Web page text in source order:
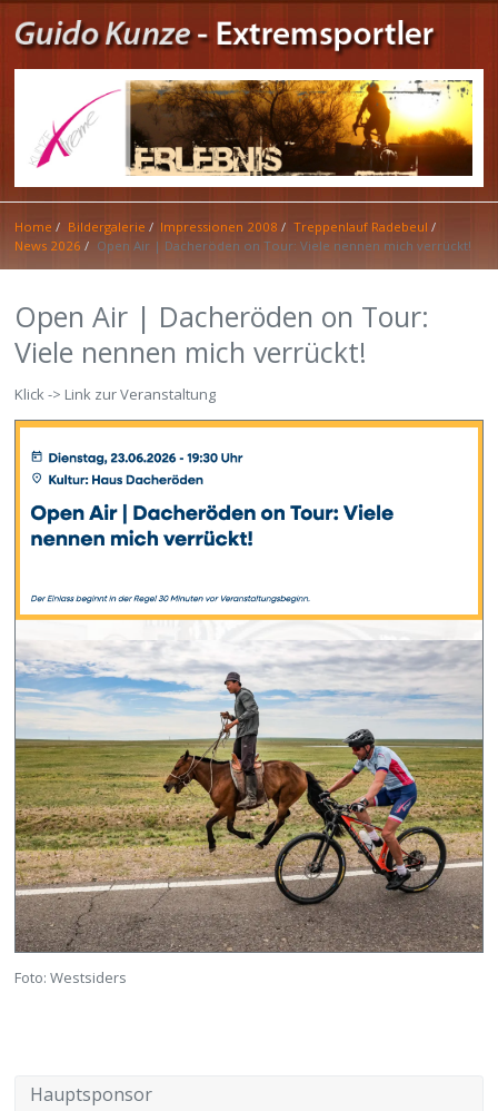
Home Bildergalerie Impressionen 2008
Treppenlauf Radebeul
News 2026
Open Air | Dacheröden on Tour: Viele nennen mich verrückt!
Open Air | Dacheröden on Tour:
Viele nennen mich verrückt!
Klick -> Link zur Veranstaltung
Foto: Westsiders
Hauptsponsor